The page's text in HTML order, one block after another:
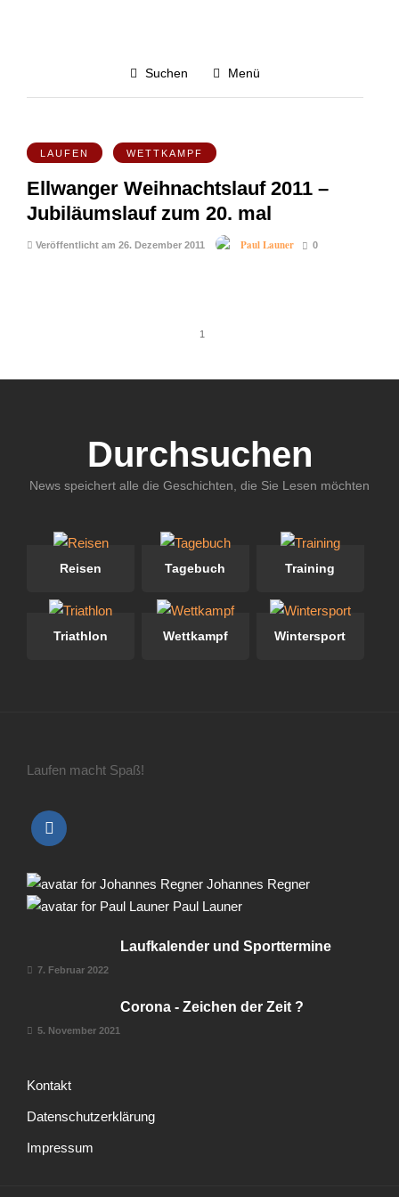
Suchen Menü
Alle blog-posts von Dezember 2011
LAUFEN WETTKAMPF
Ellwanger Weihnachtslauf 2011 –
Jubiläumslauf zum 20. mal
Veröffentlicht am 26. Dezember 2011 Paul Launer 0
1
Durchsuchen
News speichert alle die Geschichten, die Sie Lesen möchten
Reisen Tagebuch Training
Triathlon Wettkampf Wintersport
Laufen macht Spaß!
Johannes Regner
Paul Launer
Laufkalender und Sporttermine
7. Februar 2022
Corona - Zeichen der Zeit ?
5. November 2021
Kontakt
Datenschutzerklärung
Impressum